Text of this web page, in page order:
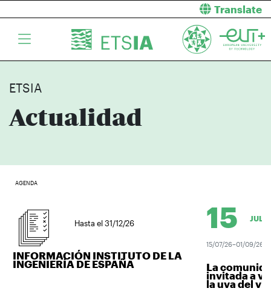
Translate
ETSIA
Actualidad
AGENDA
Hasta el 31/12/26
INFORMACIÓN INSTITUTO DE LA
INGENIERÍA DE ESPAÑA
15 JUL.
15/07/26–01/09/26
La
invitada a
la uva del